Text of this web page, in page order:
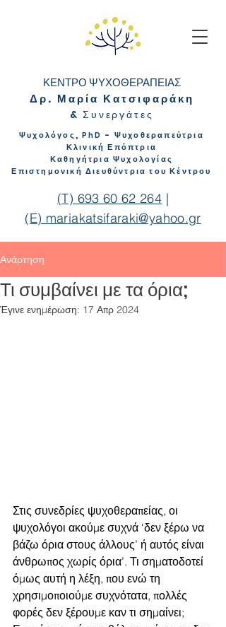
ΚΕΝΤΡΟ ΨΥΧΟΘΕΡΑΠΕΙΑΣ
Δρ. Μαρία Κατσιφαράκη
& Συνεργάτες
Ψυχολόγος,PhD - Ψυχοθεραπεύτρια
Κλινική Επόπτρια
Καθηγήτρια Ψυχολογίας
Επιστημονική Διευθύντρια του Κέντρου
(T) 693 60 62 264 |
(E) mariakatsifaraki@yahoo.gr
Ανάρτηση
Τι συμβαίνει με τα όρια;
Έγινε ενημέρωση: 17 Απρ 2024
Στις συνεδρίες ψυχοθεραπείας, οι
ψυχολόγοι ακούμε συχνά ‘δεν ξέρω να
βάζω όρια στους άλλους’ ή αυτός είναι
άνθρωπος χωρίς όρια’. Τι σηματοδοτεί
όμως αυτή η λέξη, που ενώ τη
χρησιμοποιούμε συχνότατα, πολλές
φορές δεν ξέρουμε καν τι σημαίνει;